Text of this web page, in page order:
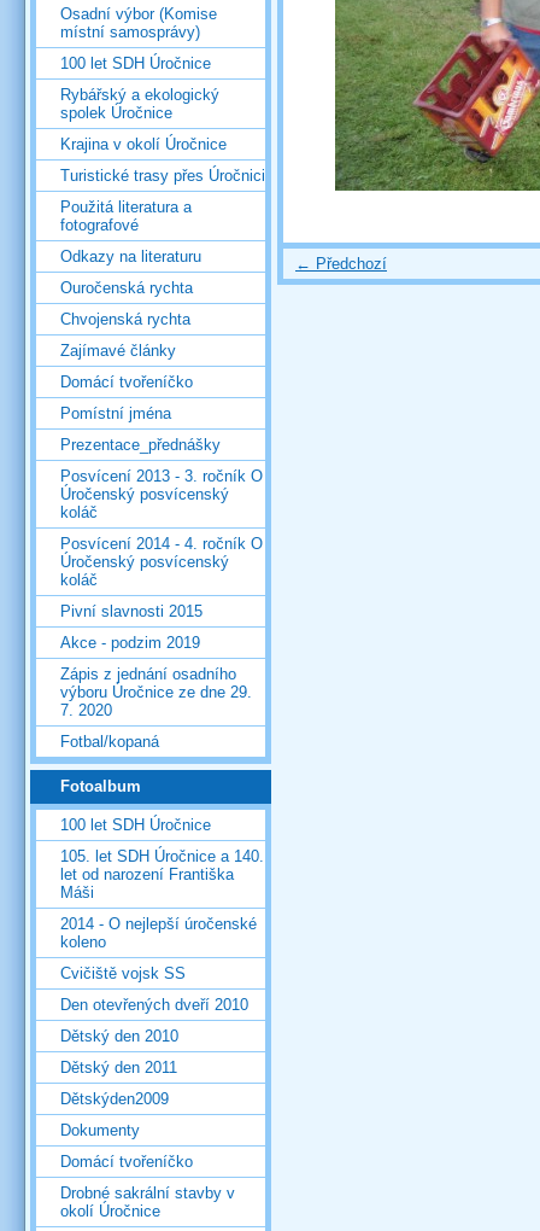
← Předchozí
Osadní výbor (Komise
místní samosprávy)
100 let SDH Úročnice
Rybářský a ekologický
spolek Úročnice
Krajina v okolí Úročnice
Turistické trasy přes Úročnici
Použitá literatura a
fotografové
Odkazy na literaturu
Ouročenská rychta
Chvojenská rychta
Zajímavé články
Domácí tvořeníčko
Pomístní jména
Prezentace_přednášky
Posvícení 2013 - 3. ročník O
Úročenský posvícenský
koláč
Posvícení 2014 - 4. ročník O
Úročenský posvícenský
koláč
Pivní slavnosti 2015
Akce - podzim 2019
Zápis z jednání osadního
výboru Úročnice ze dne 29.
7. 2020
Fotbal/kopaná
Fotoalbum
100 let SDH Úročnice
105. let SDH Úročnice a 140.
let od narození Františka
Máši
2014 - O nejlepší úročenské
koleno
Cvičiště vojsk SS
Den otevřených dveří 2010
Dětský den 2010
Dětský den 2011
Dětskýden2009
Dokumenty
Domácí tvořeníčko
Drobné sakrální stavby v
okolí Úročnice